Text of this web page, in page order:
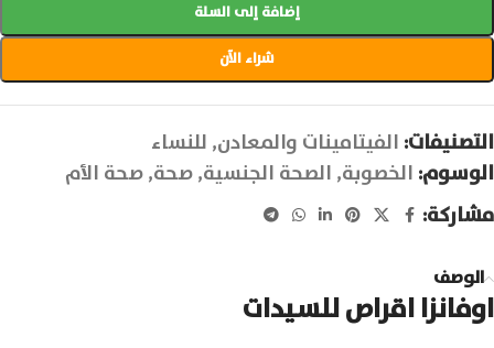
إضافة إلى السلة
شراء الآن
التصنيفات: الفيتامينات والمعادن, للنساء
الوسوم: الخصوبة, الصحة الجنسية,صحة,صحة الأم
مشاركة:
الوصف
اوفانزا اقراص للسيدات